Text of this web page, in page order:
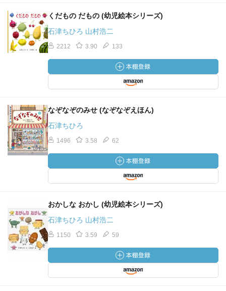
くだもの だもの (幼児絵本シリーズ)
石津ちひろ 山村浩二
2212 3.90 133
なぞなぞのみせ (なぞなぞえほん)
石津ちひろ
1496 3.58 62
おかしな おかし (幼児絵本シリーズ)
石津ちひろ 山村浩二
1150 3.59 59